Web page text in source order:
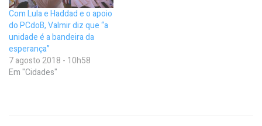
Com Lula e Haddad e o apoio
do PCdoB, Valmir diz que “a
unidade é a bandeira da
esperança”
7 agosto 2018 - 10h58
Em "Cidades"